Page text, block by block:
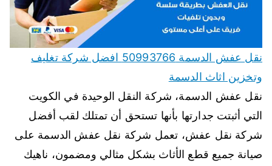
نقل عفش الدسمة 50993766 افضل شركة تغليف
وتخزين اثاث الدسمة
نقل عفش الدسمة، شركة النقل الوحيدة في الكويت
التي أثبتت جدارتها بأنها تستحق أن تمتلك لقب أفضل
شركة نقل عفش، تعمل شركة نقل عفش الدسمة على
صيانة جميع قطع الأثاث بشكل مثالي ومضمون، ناهيك